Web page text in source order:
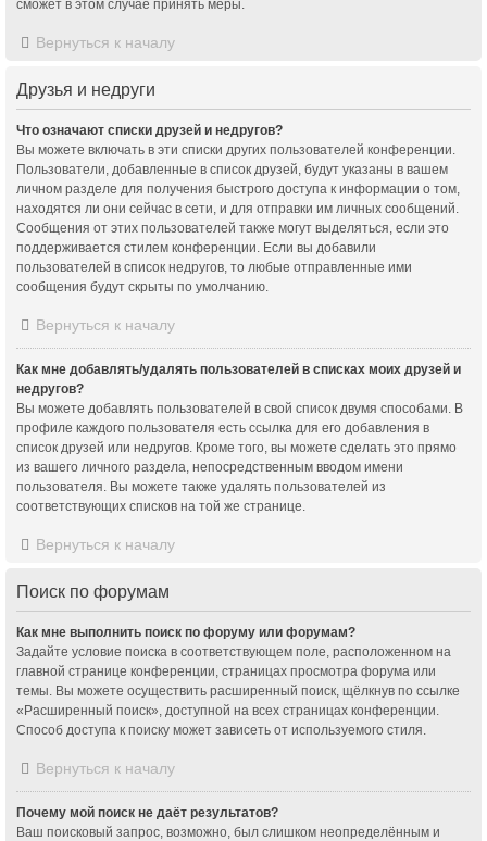
сможет в этом случае принять меры.
Вернуться к началу
Друзья и недруги
Что означают списки друзей и недругов?
Вы можете включать в эти списки других пользователей конференции.
Пользователи, добавленные в список друзей, будут указаны в вашем
личном разделе для получения быстрого доступа к информации о том,
находятся ли они сейчас в сети, и для отправки им личных сообщений.
Сообщения от этих пользователей также могут выделяться, если это
поддерживается стилем конференции. Если вы добавили
пользователей в список недругов, то любые отправленные ими
сообщения будут скрыты по умолчанию.
Вернуться к началу
Как мне добавлять/удалять пользователей в списках моих друзей и
недругов?
Вы можете добавлять пользователей в свой список двумя способами. В
профиле каждого пользователя есть ссылка для его добавления в
список друзей или недругов. Кроме того, вы можете сделать это прямо
из вашего личного раздела, непосредственным вводом имени
пользователя. Вы можете также удалять пользователей из
соответствующих списков на той же странице.
Вернуться к началу
Поиск по форумам
Как мне выполнить поиск по форуму или форумам?
Задайте условие поиска в соответствующем поле, расположенном на
главной странице конференции, страницах просмотра форума или
темы. Вы можете осуществить расширенный поиск, щёлкнув по ссылке
«Расширенный поиск», доступной на всех страницах конференции.
Способ доступа к поиску может зависеть от используемого стиля.
Вернуться к началу
Почему мой поиск не даёт результатов?
Ваш поисковый запрос, возможно, был слишком неопределённым и